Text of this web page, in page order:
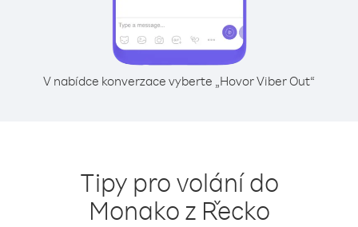
V nabídce konverzace vyberte „Hovor Viber Out“
Tipy pro volání do
Monako z Řecko